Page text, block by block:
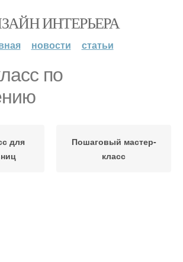
ИНТЕРЬЕРА
новости статьи
по
для
Пошаговый мастер-
класс